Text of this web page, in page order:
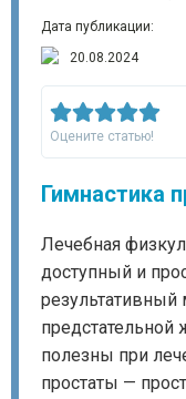
Дата публикации:
20.08.2024
Оцените статью!
Гимнастика
Лечебная
доступный и
полезны при
простаты —